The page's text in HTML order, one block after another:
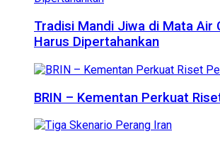
Tradisi Mandi Jiwa di Mata Air
Harus Dipertahankan
BRIN – Kementan Perkuat